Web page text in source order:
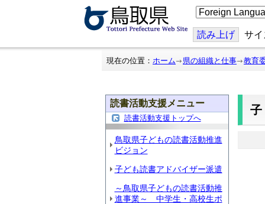
こ
の
ジ
を
翻
読み上げ サイ
現在の位置： ホーム 県の組織と仕事 教育
読書活動支援メニュー
読書活動支援トップへ
鳥取県子どもの読書活動推進
ビジョン
子ども読書アドバイザー派遣
～鳥取県子どもの読書活動推
進事業～ 中学生・高校生ポ